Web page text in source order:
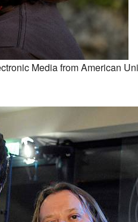
Media from American